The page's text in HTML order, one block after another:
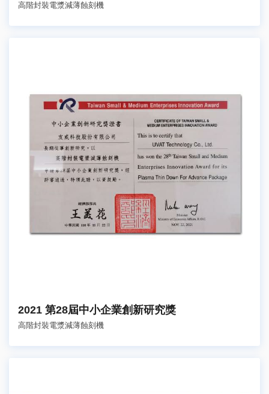
高階封裝電漿減薄蝕刻機
2021 第28屆中小企業創新研究獎
高階封裝電漿減薄蝕刻機